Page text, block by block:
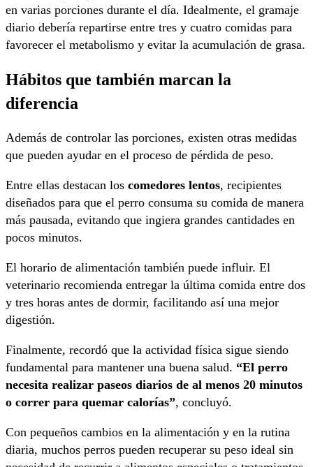
en varias porciones durante el día. Idealmente, el gramaje
diario debería repartirse entre tres y cuatro comidas para
favorecer el metabolismo y evitar la acumulación de grasa.
Hábitos que también marcan la
diferencia
Además de controlar las porciones, existen otras medidas
que pueden ayudar en el proceso de pérdida de peso.
Entre ellas destacan los comedores lentos, recipientes
diseñados para que el perro consuma su comida de manera
más pausada, evitando que ingiera grandes cantidades en
pocos minutos.
El horario de alimentación también puede influir. El
veterinario recomienda entregar la última comida entre dos
y tres horas antes de dormir, facilitando así una mejor
digestión.
Finalmente, recordó que la actividad física sigue siendo
fundamental para mantener una buena salud. “El perro
necesita realizar paseos diarios de al menos 20 minutos
o correr para quemar calorías”, concluyó.
Con pequeños cambios en la alimentación y en la rutina
diaria, muchos perros pueden recuperar su peso ideal sin